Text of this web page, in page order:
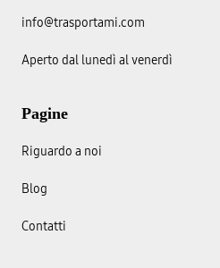
info@trasportami.com
Aperto dal lunedì al venerdì
Pagine
Riguardo a noi
Blog
Contatti